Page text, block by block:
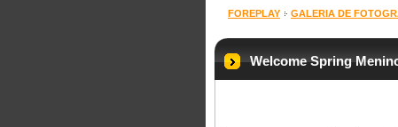
FOREPLAY GALERIA DE
Welcome Spring